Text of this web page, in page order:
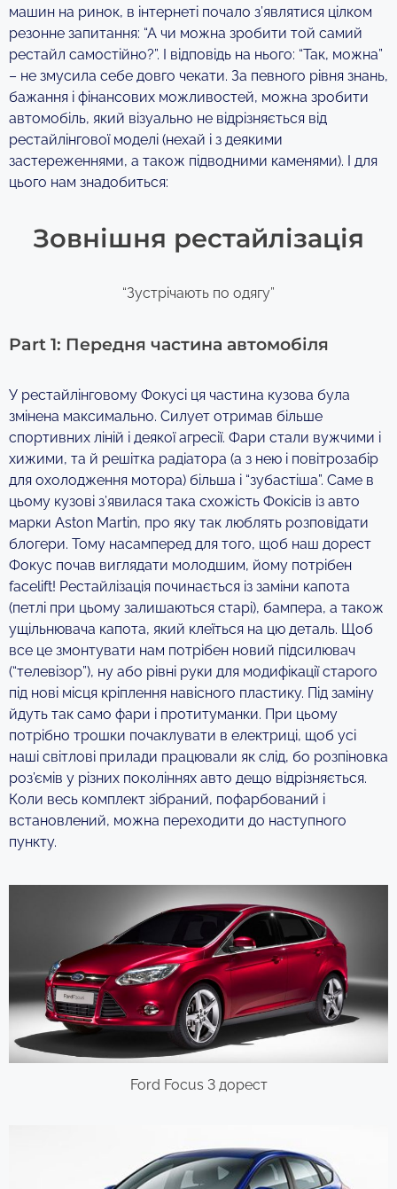
машин на ринок, в інтернеті почало з’являтися цілком
резонне запитання: “А чи можна зробити той самий
рестайл самостійно?”. І відповідь на нього: “Так, можна”
– не змусила себе довго чекати. За певного рівня знань,
бажання і фінансових можливостей, можна зробити
автомобіль, який візуально не відрізняється від
рестайлінгової моделі (нехай і з деякими
застереженнями, а також підводними каменями). І для
цього нам знадобиться:
Зовнішня рестайлізація
“Зустрічають по одягу”
Part 1: Передня частина автомобіля
У рестайлінговому Фокусі ця частина кузова була
змінена максимально. Силует отримав більше
спортивних ліній і деякої агресії. Фари стали вужчими і
хижими, та й решітка радіатора (а з нею і повітрозабір
для охолодження мотора) більша і “зубастіша”. Саме в
цьому кузові з’явилася така схожість Фокісів із авто
марки Aston Martin, про яку так люблять розповідати
блогери. Тому насамперед для того, щоб наш дорест
Фокус почав виглядати молодшим, йому потрібен
facelift! Рестайлізація починається із заміни капота
(петлі при цьому залишаються старі), бампера, а також
ущільнювача капота, який клеїться на цю деталь. Щоб
все це змонтувати нам потрібен новий підсилювач
(“телевізор”), ну або рівні руки для модифікації старого
під нові місця кріплення навісного пластику. Під заміну
йдуть так само фари і протитуманки. При цьому
потрібно трошки почаклувати в електриці, щоб усі
наші світлові прилади працювали як слід, бо розпіновка
роз’ємів у різних поколіннях авто дещо відрізняється.
Коли весь комплект зібраний, пофарбований і
встановлений, можна переходити до наступного
пункту.
Ford Focus 3 дорест